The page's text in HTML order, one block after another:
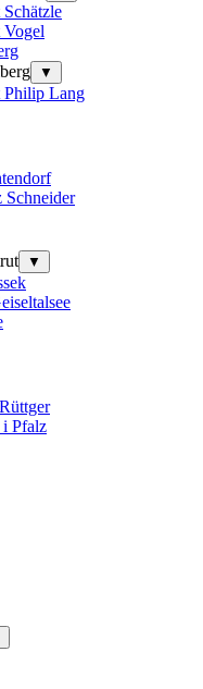
Vogel
▼
Philip Lang
Schneider
▼
i Pfalz